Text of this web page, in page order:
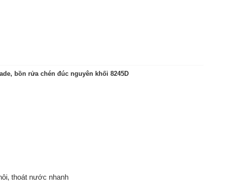
bồn rửa chén đúc nguyên khối 8245D
thoát nước nhanh